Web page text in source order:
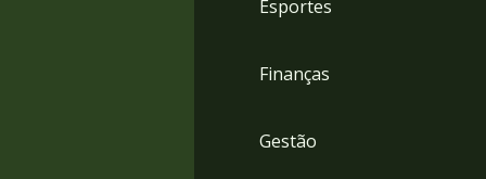
Esportes
Finanças
Gestão